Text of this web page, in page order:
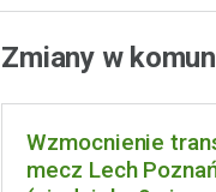
Zmiany w
Wzmocnienie
mecz Lech